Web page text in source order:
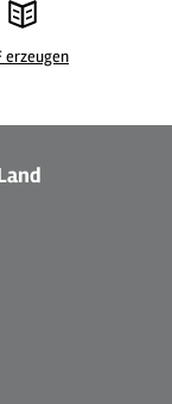
erzeugen